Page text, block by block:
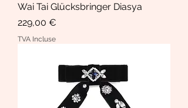
Wai Tai Glücksbringer Diasya
Prix
229,00 €
TVA Incluse